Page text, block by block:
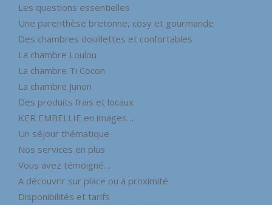
Les questions essentielles
Une parenthèse bretonne, cosy et gourmande
Des chambres douillettes et confortables
La chambre Loulou
La chambre Ti Cocon
La chambre Junon
Des produits frais et locaux
KER EMBELLIE en images…
Un séjour thématique
Nos services en plus
Vous avez témoigné…
A découvrir sur place ou à proximité
Disponibilités et tarifs